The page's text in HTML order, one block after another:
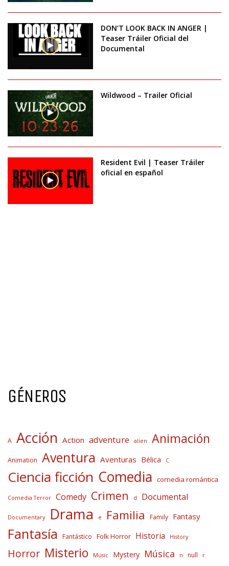
DON’T LOOK BACK IN ANGER |
Teaser Tráiler Oficial del
Documental
Wildwood – Trailer Oficial
Resident Evil | Teaser Tráiler
oficial en español
GÉNEROS
A Acción Action adventure alien Animación
Animation Aventura Aventuras Bélica C
Ciencia ficción Comedia comedia romántica
Comedia Terror Comedy Crimen d Documental
Documentary Drama e Familia Family Fantasy
Fantasía Fantástico Folk Horror Historia History
Horror Misterio Music Mystery Música n null r